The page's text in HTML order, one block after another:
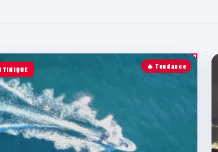
🔥 Tendance